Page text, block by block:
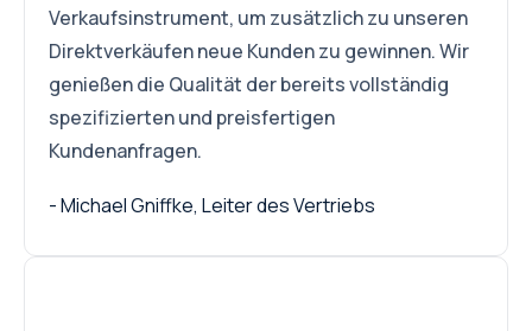
Verkaufsinstrument, um zusätzlich zu unseren
Direktverkäufen neue Kunden zu gewinnen. Wir
genießen die Qualität der bereits vollständig
spezifizierten und preisfertigen
Kundenanfragen.
- Michael Gniffke, Leiter des Vertriebs